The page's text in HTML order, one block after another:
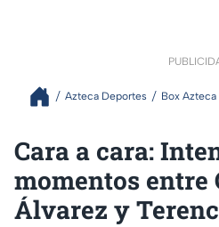
Azteca Deportes Box Azteca
Cara a cara:
momentos entre
Álvarez y